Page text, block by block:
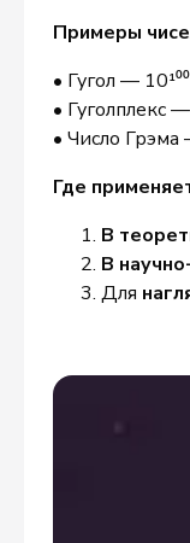
Примеры
• Гугол —
• Гуголплекс
• Число Грэма
Где
В
В
Для